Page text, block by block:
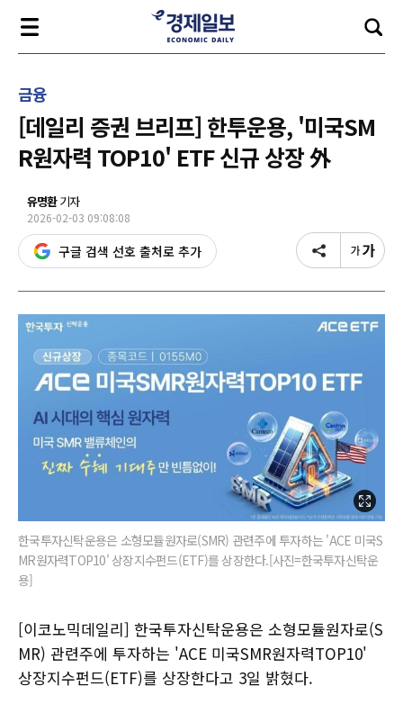
금융
[데일리 증권 브리프] 한투운용, '미국SM
R원자력 TOP10' ETF 신규 상장 外
유명환기자
2026-02-03 09:08:08
구글 검색 선호 출처로 추가
한국투자신탁운용은 소형모듈원자로(SMR) 관련주에 투자하는 'ACE 미국S
MR원자력TOP10' 상장지수펀드(ETF)를 상장한다.[사진=한국투자신탁운
용]
[이코노믹데일리] 한국투자신탁운용은 소형모듈원자로(S
MR) 관련주에 투자하는 'ACE 미국SMR원자력TOP10'
상장지수펀드(ETF)를 상장한다고 3일 밝혔다.